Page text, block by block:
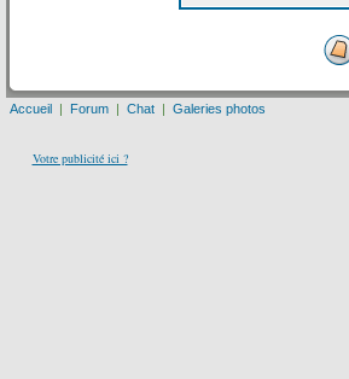
Accueil | Forum | Chat | Galeries photos
Votre publicité ici ?